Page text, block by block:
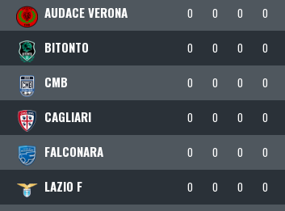
AUDACE VERONA 0 0 0 0
BITONTO 0 0 0 0
CMB 0 0 0 0
CAGLIARI 0 0 0 0
FALCONARA 0 0 0 0
LAZIO F 0 0 0 0